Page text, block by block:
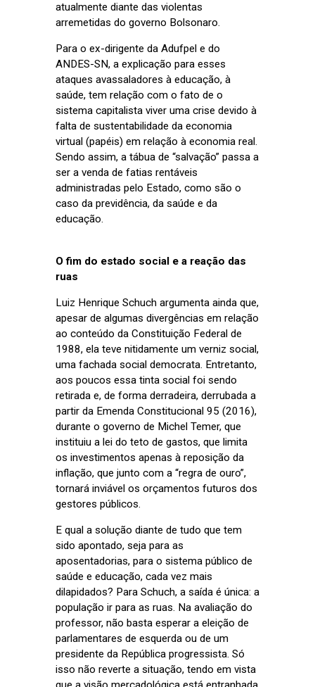
atualmente diante das violentas
arremetidas do governo Bolsonaro.
Para o ex-dirigente da Adufpel e do
ANDES-SN, a explicação para esses
ataques avassaladores à educação, à
saúde, tem relação com o fato de o
sistema capitalista viver uma crise devido à
falta de sustentabilidade da economia
virtual (papéis) em relação à economia real.
Sendo assim, a tábua de “salvação” passa a
ser a venda de fatias rentáveis
administradas pelo Estado, como são o
caso da previdência, da saúde e da
educação.
O fim do estado social e a reação das
ruas
Luiz Henrique Schuch argumenta ainda que,
apesar de algumas divergências em relação
ao conteúdo da Constituição Federal de
1988, ela teve nitidamente um verniz social,
uma fachada social democrata. Entretanto,
aos poucos essa tinta social foi sendo
retirada e, de forma derradeira, derrubada a
partir da Emenda Constitucional 95 (2016),
durante o governo de Michel Temer, que
instituiu a lei do teto de gastos, que limita
os investimentos apenas à reposição da
inflação, que junto com a “regra de ouro”,
tornará inviável os orçamentos futuros dos
gestores públicos.
E qual a solução diante de tudo que tem
sido apontado, seja para as
aposentadorias, para o sistema público de
saúde e educação, cada vez mais
dilapidados? Para Schuch, a saída é única: a
população ir para as ruas. Na avaliação do
professor, não basta esperar a eleição de
parlamentares de esquerda ou de um
presidente da República progressista. Só
isso não reverte a situação, tendo em vista